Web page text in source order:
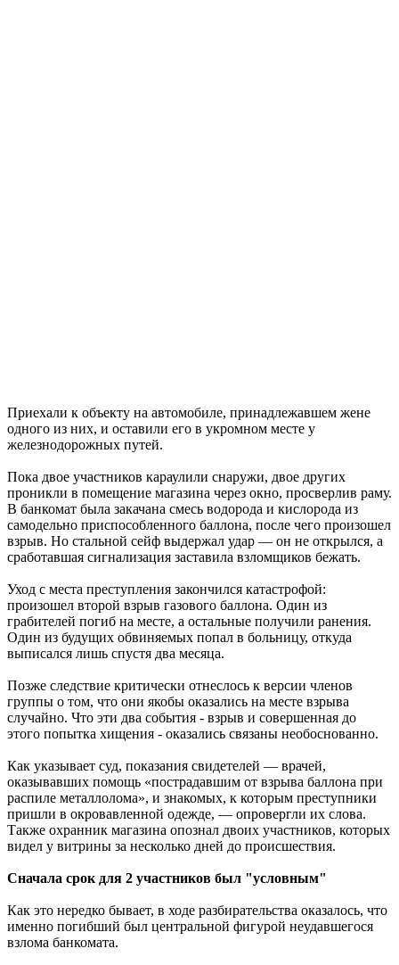
Приехали к объекту на автомобиле, принадлежавшем жене
одного из них, и оставили его в укромном месте у
железнодорожных путей.
Пока двое участников караулили снаружи, двое других
проникли в помещение магазина через окно, просверлив раму.
В банкомат была закачана смесь водорода и кислорода из
самодельно приспособленного баллона, после чего произошел
взрыв. Но стальной сейф выдержал удар — он не открылся, а
сработавшая сигнализация заставила взломщиков бежать.
Уход с места преступления закончился катастрофой:
произошел второй взрыв газового баллона. Один из
грабителей погиб на месте, а остальные получили ранения.
Один из будущих обвиняемых попал в больницу, откуда
выписался лишь спустя два месяца.
Позже следствие критически отнеслось к версии членов
группы о том, что они якобы оказались на месте взрыва
случайно. Что эти два события - взрыв и совершенная до
этого попытка хищения - оказались связаны необоснованно.
Как указывает суд, показания свидетелей — врачей,
оказывавших помощь «пострадавшим от взрыва баллона при
распиле металлолома», и знакомых, к которым преступники
пришли в окровавленной одежде, — опровергли их слова.
Также охранник магазина опознал двоих участников, которых
видел у витрины за несколько дней до происшествия.
Сначала срок для 2 участников был "условным"
Как это нередко бывает, в ходе разбирательства оказалось, что
именно погибший был центральной фигурой неудавшегося
взлома банкомата.